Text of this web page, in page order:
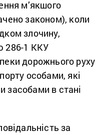
м’якшого
законом), коли
злочину,
286-1 ККУ
дорожнього руху
особами, які
засобами в стані
за